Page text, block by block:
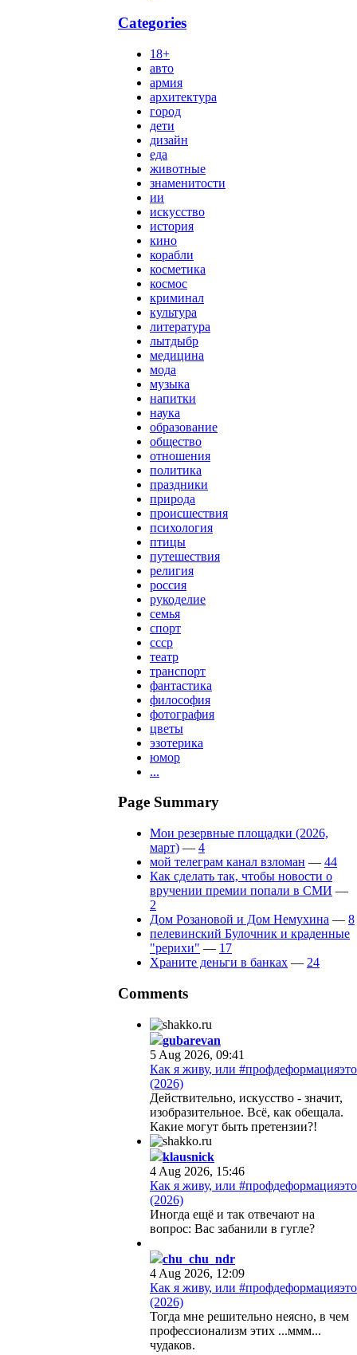
Categories
18+
авто
армия
архитектура
город
дети
дизайн
еда
животные
знаменитости
ии
искусство
история
кино
корабли
косметика
космос
криминал
культура
литература
лытдыбр
медицина
мода
музыка
напитки
наука
образование
общество
отношения
политика
праздники
природа
происшествия
психология
птицы
путешествия
религия
россия
рукоделие
семья
спорт
ссср
театр
транспорт
фантастика
философия
фотография
цветы
эзотерика
юмор
...
Page Summary
Мои резервные площадки (2026,
март) — 4
мой телеграм канал взломан — 44
Как сделать так, чтобы новости о
вручении премии попали в СМИ —
2
Дом Розановой и Дом Немухина — 8
пелевинский Булочник и краденные
"рерихи" — 17
Храните деньги в банках — 24
Comments
gubarevan
5 Aug 2026, 09:41
Как я живу, или #профдеформацияэто
(2026)
Действительно, искусство - значит,
изобразительное. Всё, как обещала.
Какие могут быть претензии?!
klausnick
4 Aug 2026, 15:46
Как я живу, или #профдеформацияэто
(2026)
Иногда ещё и так отвечают на
вопрос: Вас забанили в гугле?
chu_chu_ndr
4 Aug 2026, 12:09
Как я живу, или #профдеформацияэто
(2026)
Тогда мне решительно неясно, в чем
профессионализм этих ...ммм...
чудаков.